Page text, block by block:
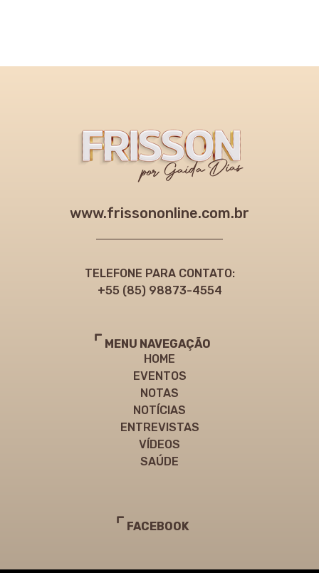
www.frissononline.com.br
TELEFONE PARA CONTATO:
+55 (85) 98873-4554
MENU NAVEGAÇÃO
HOME
EVENTOS
NOTAS
NOTÍCIAS
ENTREVISTAS
VÍDEOS
SAÚDE
FACEBOOK